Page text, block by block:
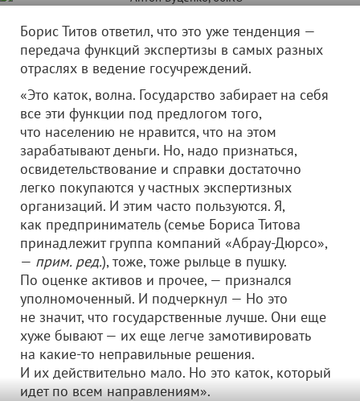
Борис Титов ответил, что это уже тенденция —
передача функций экспертизы в самых разных
отраслях в ведение госучреждений.
«Это каток, волна. Государство забирает на себя
все эти функции под предлогом того,
что населению не нравится, что на этом
зарабатывают деньги. Но, надо признаться,
освидетельствование и справки достаточно
легко покупаются у частных экспертизных
организаций. И этим часто пользуются. Я,
как предприниматель (семье Бориса Титова
принадлежит группа компаний «Абрау-Дюрсо»,
— прим. ред.), тоже, тоже рыльце в пушку.
По оценке активов и прочее, — признался
уполномоченный. И подчеркнул — Но это
не значит, что государственные лучше. Они еще
хуже бывают — их еще легче замотивировать
на какие-то неправильные решения.
И их действительно мало. Но это каток, который
идет по всем направлениям».